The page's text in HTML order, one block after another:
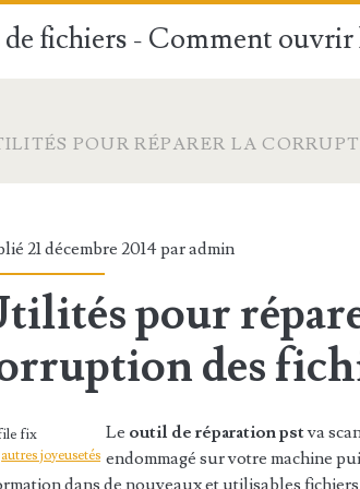
fichiers - Comment
POUR RÉPARER LA
21 décembre 2014 paradmin
pour
des
autres joyeusetés
Le outil de réparation pstva
endommagé sur votre machine
dans de nouveaux et utilisables